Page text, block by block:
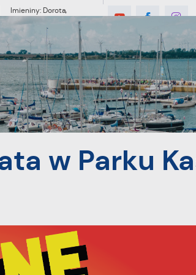
Imieniny: Dorota,
Konrad, Kajetan
MIESZKANIEC
w Pucku
w Parku